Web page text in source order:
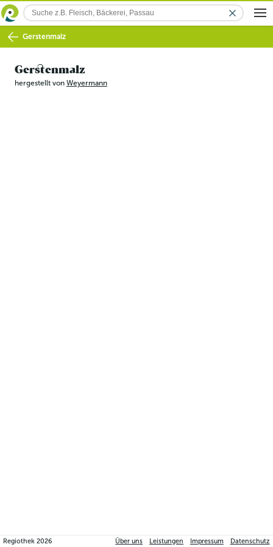
Gerstenmalz
Gerstenmalz
hergestellt von Weyermann
Regiothek2026 Über uns Leistungen Impressum Datenschutz